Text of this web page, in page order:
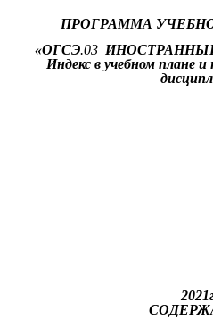
ПРОГРАММА
«ОГСЭ.03
Индекс в учебном плане